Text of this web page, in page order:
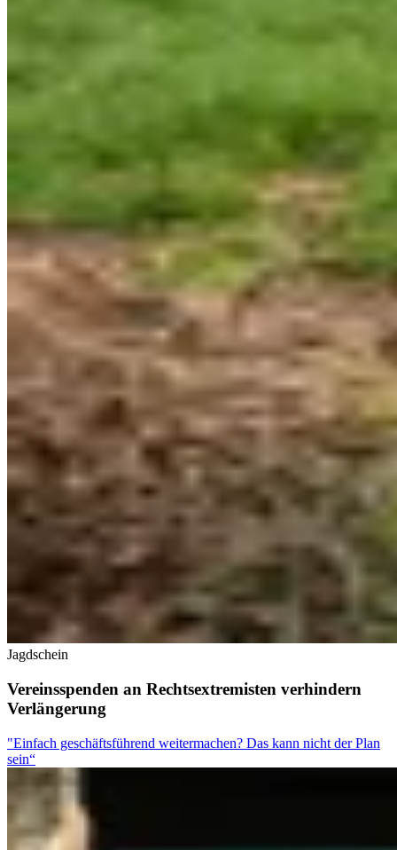
Jagdschein
Vereinsspenden an Rechtsextremisten verhindern
Verlängerung
"Einfach geschäftsführend weitermachen? Das kann nicht der Plan
sein“